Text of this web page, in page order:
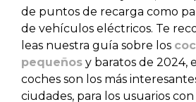
de puntos de recarga como
de vehículos eléctricos. Te
leas nuestra guía sobre los
pequeños y baratos de 2024,
coches son los más
ciudades, para los usuarios